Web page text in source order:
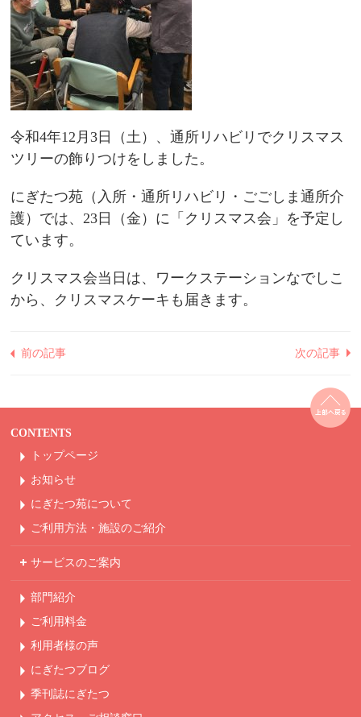
令和4年12月3日（土）、通所リハビリでクリスマス
ツリーの飾りつけをしました。
にぎたつ苑（入所・通所リハビリ・ごごしま通所介
護）では、23日（金）に「クリスマス会」を予定し
ています。
クリスマス会当日は、ワークステーションなでしこ
から、クリスマスケーキも届きます。
前の記事 次の記事
CONTENTS
トップページ
お知らせ
にぎたつ苑について
ご利用方法・ 施設のご紹介
サービスのご案内
部門紹介
ご利用料金
利用者様の声
にぎたつブログ
季刊誌にぎたつ